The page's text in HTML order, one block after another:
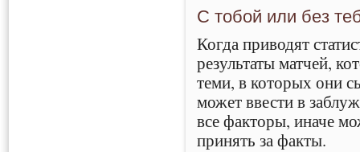
С тобой или без
Когда приводят
результаты матчей,
теми, в которых они
может ввести в
все факторы, иначе
принять за факты.